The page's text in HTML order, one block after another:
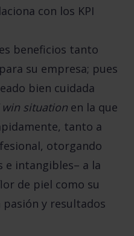
con los KPI
beneficios tanto
su empresa; pues
bien cuidada
situation en la que
tanto a
otorgando
e intangibles– a la
de piel como su
y resultados